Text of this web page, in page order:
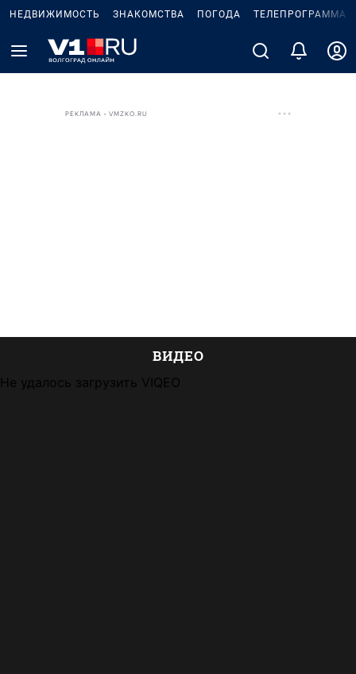
НЕДВИЖИМОСТЬ ЗНАКОМСТВА ПОГОДА ТЕЛЕПРОГРАММА
РЕКЛАМА • VMZKO.RU
ВИДЕО
Не удалось загрузить VIQEO